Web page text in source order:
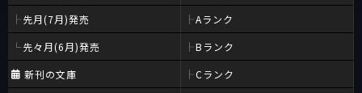
先月(7月)発売
先々月(6月)発売
新刊の文庫
Aランク
Bランク
Cランク